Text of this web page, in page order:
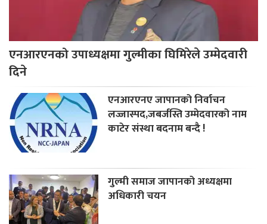
एनआरएनको उपाध्यक्षमा गुल्मीका घिमिरेले उम्मेदवारी
दिने
एनआरएनए जापानको निर्वाचन
लज्जास्पद,जबर्जस्ति उम्मेदवारको नाम
काटेर संस्था बदनाम बन्दै !
गुल्मी समाज जापानको अध्यक्षमा
अधिकारी चयन